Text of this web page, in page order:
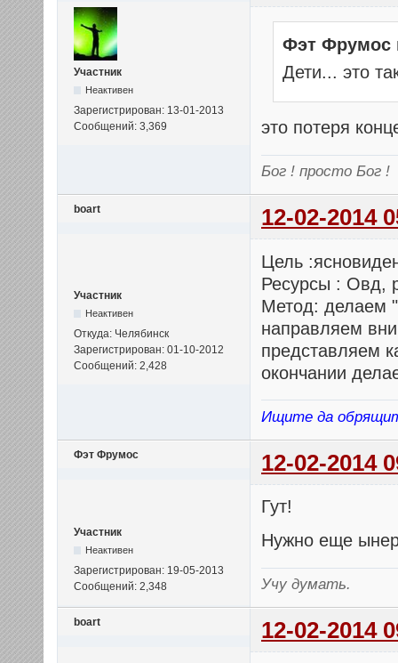
Участник
Неактивен
Зарегистрирован: 13-01-2013
Сообщений: 3,369
Фэт Фрумос
Дети... это
это потеря
Бог ! просто Бог !
boart 12-02-2014
Участник
Неактивен
Откуда: Челябинск
Зарегистрирован: 01-10-2012
Сообщений: 2,428
Цель
Ресурсы : Овд,
Метод: делаем
направляем
представляем
окончании
Ищите да
Фэт Фрумос 12-02-2014
Участник
Неактивен
Зарегистрирован: 19-05-2013
Сообщений: 2,348
Гут!
Нужно еще
Учу думать.
boart 12-02-2014